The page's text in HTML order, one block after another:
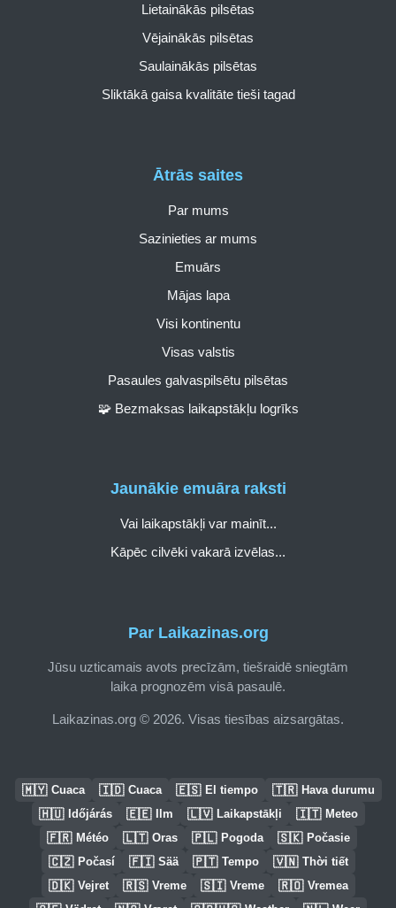
Par Laikazinas.org
Jūsu uzticamais avots precīzām, tiešraidē sniegtām
laika prognozēm visā pasaulē.
Laikazinas.org © 2026. Visas tiesības aizsargātas.
Ātrās saites
Par mums
Sazinieties ar mums
Emuārs
Mājas lapa
Visi kontinentu
Visas valstis
Pasaules galvaspilsētu pilsētas
🧩 Bezmaksas laikapstākļu logrīks
Lietainākās pilsētas
Vējainākās pilsētas
Saulainākās pilsētas
Sliktākā gaisa kvalitāte tieši tagad
Jaunākie emuāra raksti
Vai laikapstākļi var mainīt...
Kāpēc cilvēki vakarā izvēlas...
🇲🇾 Cuaca 🇮🇩 Cuaca 🇪🇸 El tiempo 🇹🇷 Hava durumu
🇭🇺 Időjárás 🇪🇪 Ilm 🇱🇻 Laikapstākļi 🇮🇹 Meteo
🇫🇷 Météo 🇱🇹 Oras 🇵🇱 Pogoda 🇸🇰 Počasie
🇨🇿 Počasí 🇫🇮 Sää 🇵🇹 Tempo 🇻🇳 Thời tiết
🇩🇰 Vejret 🇷🇸 Vreme 🇸🇮 Vreme 🇷🇴 Vremea